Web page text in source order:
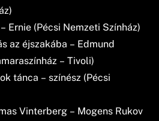
Ernie (Pécsi Nemzeti Színház)
az éjszakába – Edmund
– Tivoli)
tánca – színész (Pécsi
Vinterberg – Mogens Rukov